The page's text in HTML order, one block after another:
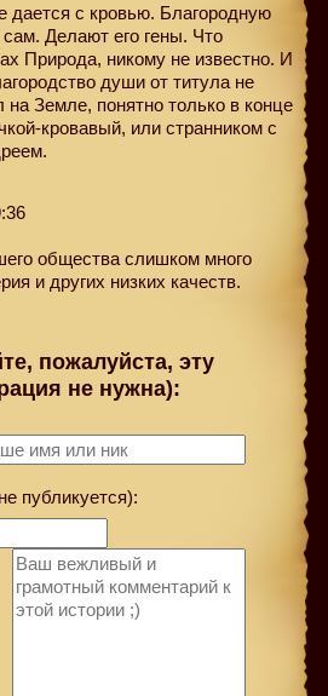
дается с кровью. Благородную
Делают его гены. Что
Природа, никому не известно. И
души от титула не
Земле, понятно только в конце
кровавый, или странником с
общества слишком много
и других низких качеств.
пожалуйста, эту
не нужна):
публикуется):